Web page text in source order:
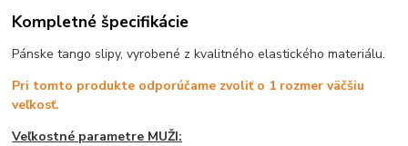
Kompletné špecifikácie
Pánske tango slipy, vyrobené z kvalitného elastického materiálu.
Pri tomto produkte odporúčame zvoliť o 1 rozmer väčšiu
veľkosť.
Veľkostné parametre MUŽI: